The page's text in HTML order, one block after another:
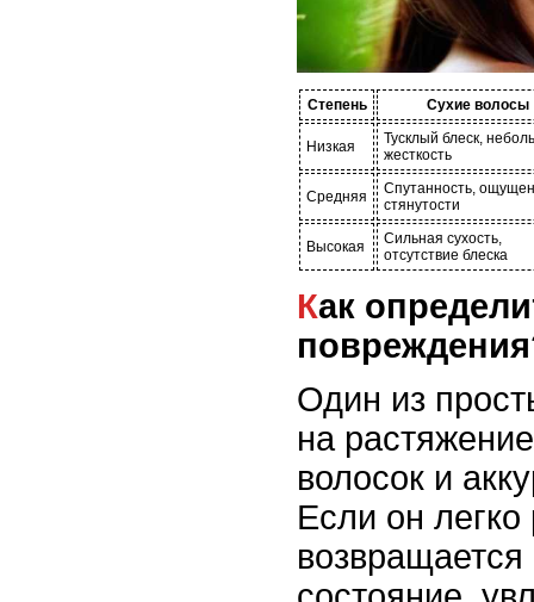
Степень Сухие волосы
Низкая
Тусклый блеск,
жесткость
Средняя
Спутанность,
стянутости
Высокая
Сильная сухость,
отсутствие блеска
Как определить степень
Один из
на
волосок и
Если он легко